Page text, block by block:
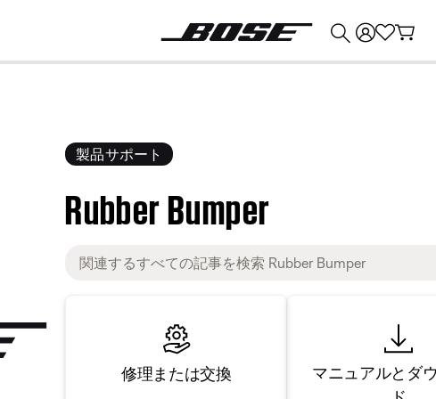
製品サポート
Rubber Bumper
修理または交換
マニュアルとダ